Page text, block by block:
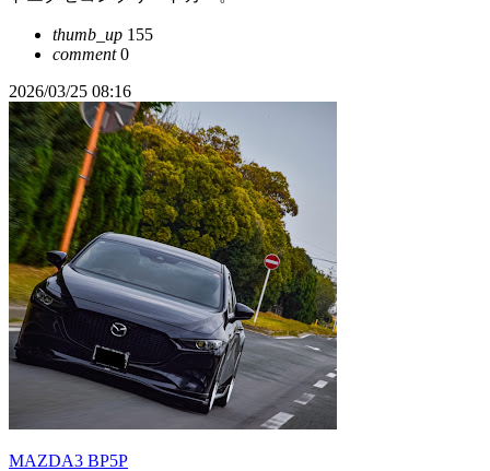
thumb_up 155
comment0
2026/03/25 08:16
MAZDA3 BP5P